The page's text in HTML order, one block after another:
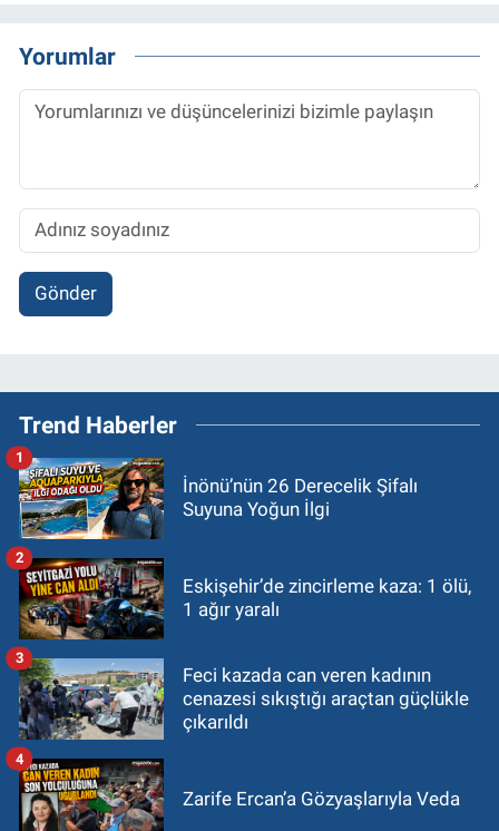
Yorumlar
Gönder
Trend Haberler
İnönü’nün 26 Derecelik Şifalı
Suyuna Yoğun İlgi
1
Eskişehir’de zincirleme kaza: 1 ölü,
1 ağır yaralı
2
Feci kazada can veren kadının
cenazesi sıkıştığı araçtan güçlükle
çıkarıldı
3
Zarife Ercan’a Gözyaşlarıyla Veda
4